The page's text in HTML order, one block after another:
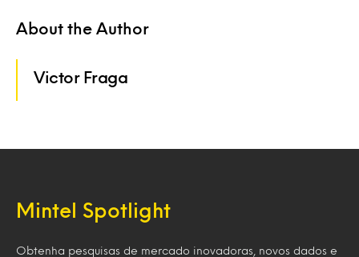
About the Author
Victor Fraga
Mintel Spotlight
Obtenha pesquisas de mercado inovadoras, novos dados e